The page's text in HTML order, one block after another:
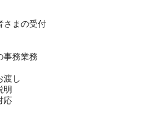
さまの受付
事務業務
渡し
明
応